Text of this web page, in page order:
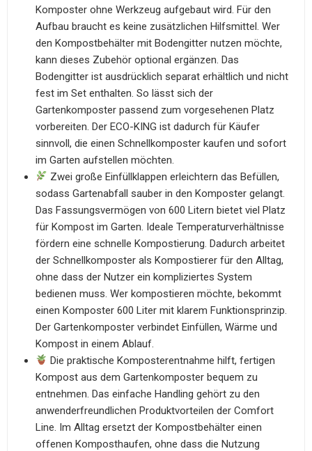
Komposter ohne Werkzeug aufgebaut wird. Für den
Aufbau braucht es keine zusätzlichen Hilfsmittel. Wer
den Kompostbehälter mit Bodengitter nutzen möchte,
kann dieses Zubehör optional ergänzen. Das
Bodengitter ist ausdrücklich separat erhältlich und nicht
fest im Set enthalten. So lässt sich der
Gartenkomposter passend zum vorgesehenen Platz
vorbereiten. Der ECO-KING ist dadurch für Käufer
sinnvoll, die einen Schnellkomposter kaufen und sofort
im Garten aufstellen möchten.
Zwei große Einfüllklappen erleichtern das Befüllen,
sodass Gartenabfall sauber in den Komposter gelangt.
Das Fassungsvermögen von 600 Litern bietet viel Platz
für Kompost im Garten. Ideale Temperaturverhältnisse
fördern eine schnelle Kompostierung. Dadurch arbeitet
der Schnellkomposter als Kompostierer für den Alltag,
ohne dass der Nutzer ein kompliziertes System
bedienen muss. Wer kompostieren möchte, bekommt
einen Komposter 600 Liter mit klarem Funktionsprinzip.
Der Gartenkomposter verbindet Einfüllen, Wärme und
Kompost in einem Ablauf.
Die praktische Komposterentnahme hilft, fertigen
Kompost aus dem Gartenkomposter bequem zu
entnehmen. Das einfache Handling gehört zu den
anwenderfreundlichen Produktvorteilen der Comfort
Line. Im Alltag ersetzt der Kompostbehälter einen
offenen Komposthaufen, ohne dass die Nutzung